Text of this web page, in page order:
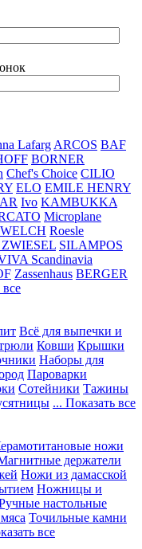
Lafarg ARCOS BAF
BORNER
Chef's Choice CILIO
ELO EMILE HENRY
Ivo KAMBUKKA
Microplane
Roesle
SILAMPOS
Scandinavia
Zassenhaus BERGER
все
Всё для выпечки и
Ковши Крышки
Наборы для
Пароварки
Сотейники Тажины
... Показать все
ножи
держатели
Ножи из дамасской
Ножницы и
настольные
Точильные камни
все